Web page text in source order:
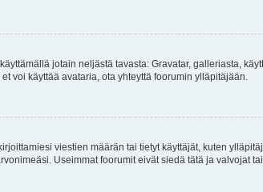
jotain neljästä tavasta: Gravatar, galleriasta,
voi käyttää avataria, ota yhteyttä foorumin ylläpitäjään.
viestien määrän tai tietyt käyttäjät, kuten
Useimmat foorumit eivät siedä tätä ja valvojat